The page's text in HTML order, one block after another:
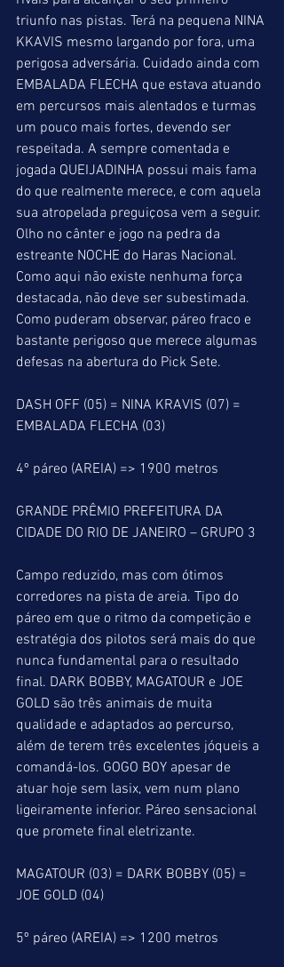
triunfo nas pistas. Terá na pequena NINA
KKAVIS mesmo largando por fora, uma
perigosa adversária. Cuidado ainda com
EMBALADA FLECHA que estava atuando
em percursos mais alentados e turmas
um pouco mais fortes, devendo ser
respeitada. A sempre comentada e
jogada QUEIJADINHA possui mais fama
do que realmente merece, e com aquela
sua atropelada preguiçosa vem a seguir.
Olho no cânter e jogo na pedra da
estreante NOCHE do Haras Nacional.
Como aqui não existe nenhuma força
destacada, não deve ser subestimada.
Como puderam observar, páreo fraco e
bastante perigoso que merece algumas
defesas na abertura do Pick Sete.
DASH OFF (05) = NINA KRAVIS (07) =
EMBALADA FLECHA (03)
4º páreo (AREIA) => 1900 metros
GRANDE PRÊMIO PREFEITURA DA
CIDADE DO RIO DE JANEIRO – GRUPO 3
Campo reduzido, mas com ótimos
corredores na pista de areia. Tipo do
páreo em que o ritmo da competição e
estratégia dos pilotos será mais do que
nunca fundamental para o resultado
final. DARK BOBBY, MAGATOUR e JOE
GOLD são três animais de muita
qualidade e adaptados ao percurso,
além de terem três excelentes jóqueis a
comandá-los. GOGO BOY apesar de
atuar hoje sem lasix, vem num plano
ligeiramente inferior. Páreo sensacional
que promete final eletrizante.
MAGATOUR (03) = DARK BOBBY (05) =
JOE GOLD (04)
5º páreo (AREIA) => 1200 metros